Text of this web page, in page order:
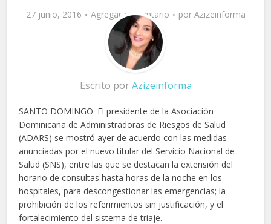
27 junio, 2016 Agregar comentario por Azizeinforma
Escrito porAzizeinforma
SANTO DOMINGO. El presidente de la Asociación
Dominicana de Administradoras de Riesgos de Salud
(ADARS) se mostró ayer de acuerdo con las medidas
anunciadas por el nuevo titular del Servicio Nacional de
Salud (SNS), entre las que se destacan la extensión del
horario de consultas hasta horas de la noche en los
hospitales, para descongestionar las emergencias; la
prohibición de los referimientos sin justificación, y el
fortalecimiento del sistema de triaje.